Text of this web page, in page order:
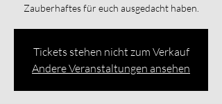
Zauberhaftes für euch ausgedacht haben.
Tickets stehen nicht zum Verkauf
Andere Veranstaltungen ansehen